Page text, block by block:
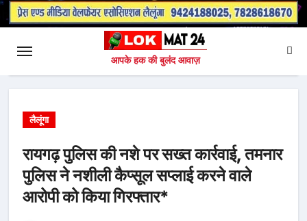
आपके हक की बुलंद आवाज़
लैलूंगा
रायगढ़ पुलिस की नशे पर सख्त कार्रवाई, तमनार
पुलिस ने नशीली कैप्सूल सप्लाई करने वाले
आरोपी को किया गिरफ्तार*